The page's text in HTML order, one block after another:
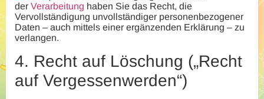
der Verarbeitung haben Sie das Recht, die
Vervollständigung unvollständiger personenbezogener
Daten – auch mittels einer ergänzenden Erklärung – zu
verlangen.
4. Recht auf Löschung („Recht
auf Vergessenwerden“)